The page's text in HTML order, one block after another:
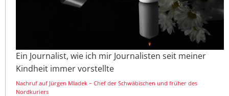
Ein Journalist, wie ich mir Journalisten seit meiner
Kindheit immer vorstellte
Nachruf auf Jürgen Mladek – Chef der Schwäbischen und früher des
Nordkuriers